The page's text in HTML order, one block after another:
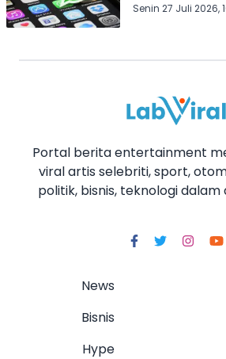
Senin 27 Juli 2026,
Portal berita entertainment
viral artis selebriti, sport,
politik, bisnis, teknologi
News
Bisnis
Hype